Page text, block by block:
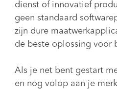
dienst of innovatief
geen standaard
zijn dure
de beste oplossing voor
Als je net bent gestart
en nog volop aan je